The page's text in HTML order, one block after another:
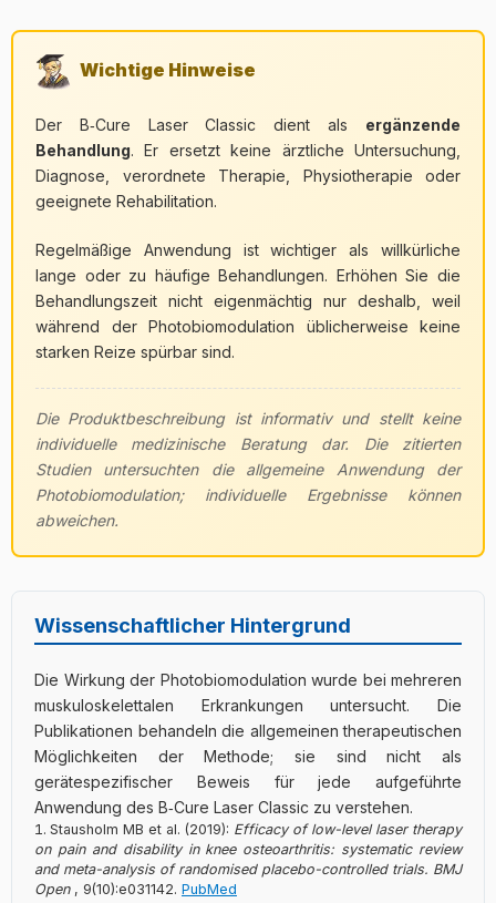
Wichtige Hinweise
Der B‑Cure Laser Classic dient als ergänzende
Behandlung. Er ersetzt keine ärztliche Untersuchung,
Diagnose, verordnete Therapie, Physiotherapie oder
geeignete Rehabilitation.
Regelmäßige Anwendung ist wichtiger als willkürliche
lange oder zu häufige Behandlungen. Erhöhen Sie die
Behandlungszeit nicht eigenmächtig nur deshalb, weil
während der Photobiomodulation üblicherweise keine
starken Reize spürbar sind.
Die Produktbeschreibung ist informativ und stellt keine
individuelle medizinische Beratung dar. Die zitierten
Studien untersuchten die allgemeine Anwendung der
Photobiomodulation; individuelle Ergebnisse können
abweichen.
Wissenschaftlicher Hintergrund
Die Wirkung der Photobiomodulation wurde bei mehreren
muskuloskelettalen Erkrankungen untersucht. Die
Publikationen behandeln die allgemeinen therapeutischen
Möglichkeiten der Methode; sie sind nicht als
gerätespezifischer Beweis für jede aufgeführte
Anwendung des B‑Cure Laser Classic zu verstehen.
Stausholm MB et al. (2019): Efficacy of low-level laser therapy
on pain and disability in knee osteoarthritis: systematic review
and meta-analysis of randomised placebo-controlled trials. BMJ
Open , 9(10):e031142. PubMed